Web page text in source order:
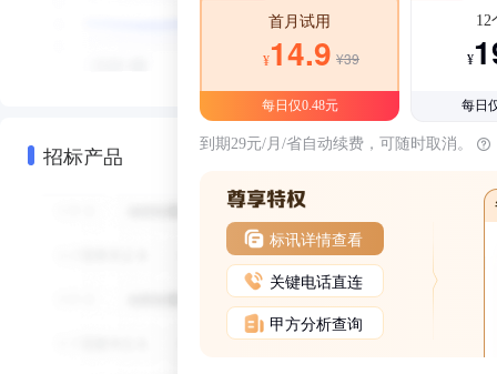
招标产品
首月试用
¥14.9 ¥39
每日仅0.48元
12
¥
每日
到期29元/月/省自动续费，可随时取消。
标讯详情查看
关键电话直连
甲方分析查询